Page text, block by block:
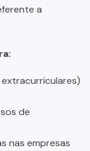
a
de
nas empresas